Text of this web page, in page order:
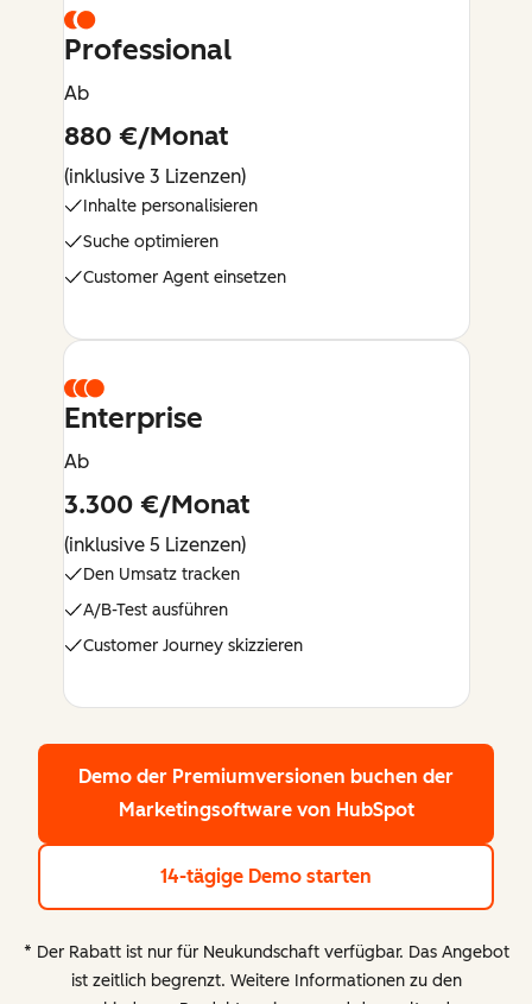
Professional
Ab
880 €/Monat
(inklusive 3 Lizenzen)
Inhalte personalisieren
Suche optimieren
Customer Agent einsetzen
Enterprise
Ab
3.300 €/Monat
(inklusive 5 Lizenzen)
Den Umsatz tracken
A/B-Test ausführen
Customer Journey skizzieren
Demo der Premiumversionen buchen der
Marketingsoftware von HubSpot
14-tägige Demo starten
* Der Rabatt ist nur für Neukundschaft verfügbar. Das Angebot
ist zeitlich begrenzt. Weitere Informationen zu den